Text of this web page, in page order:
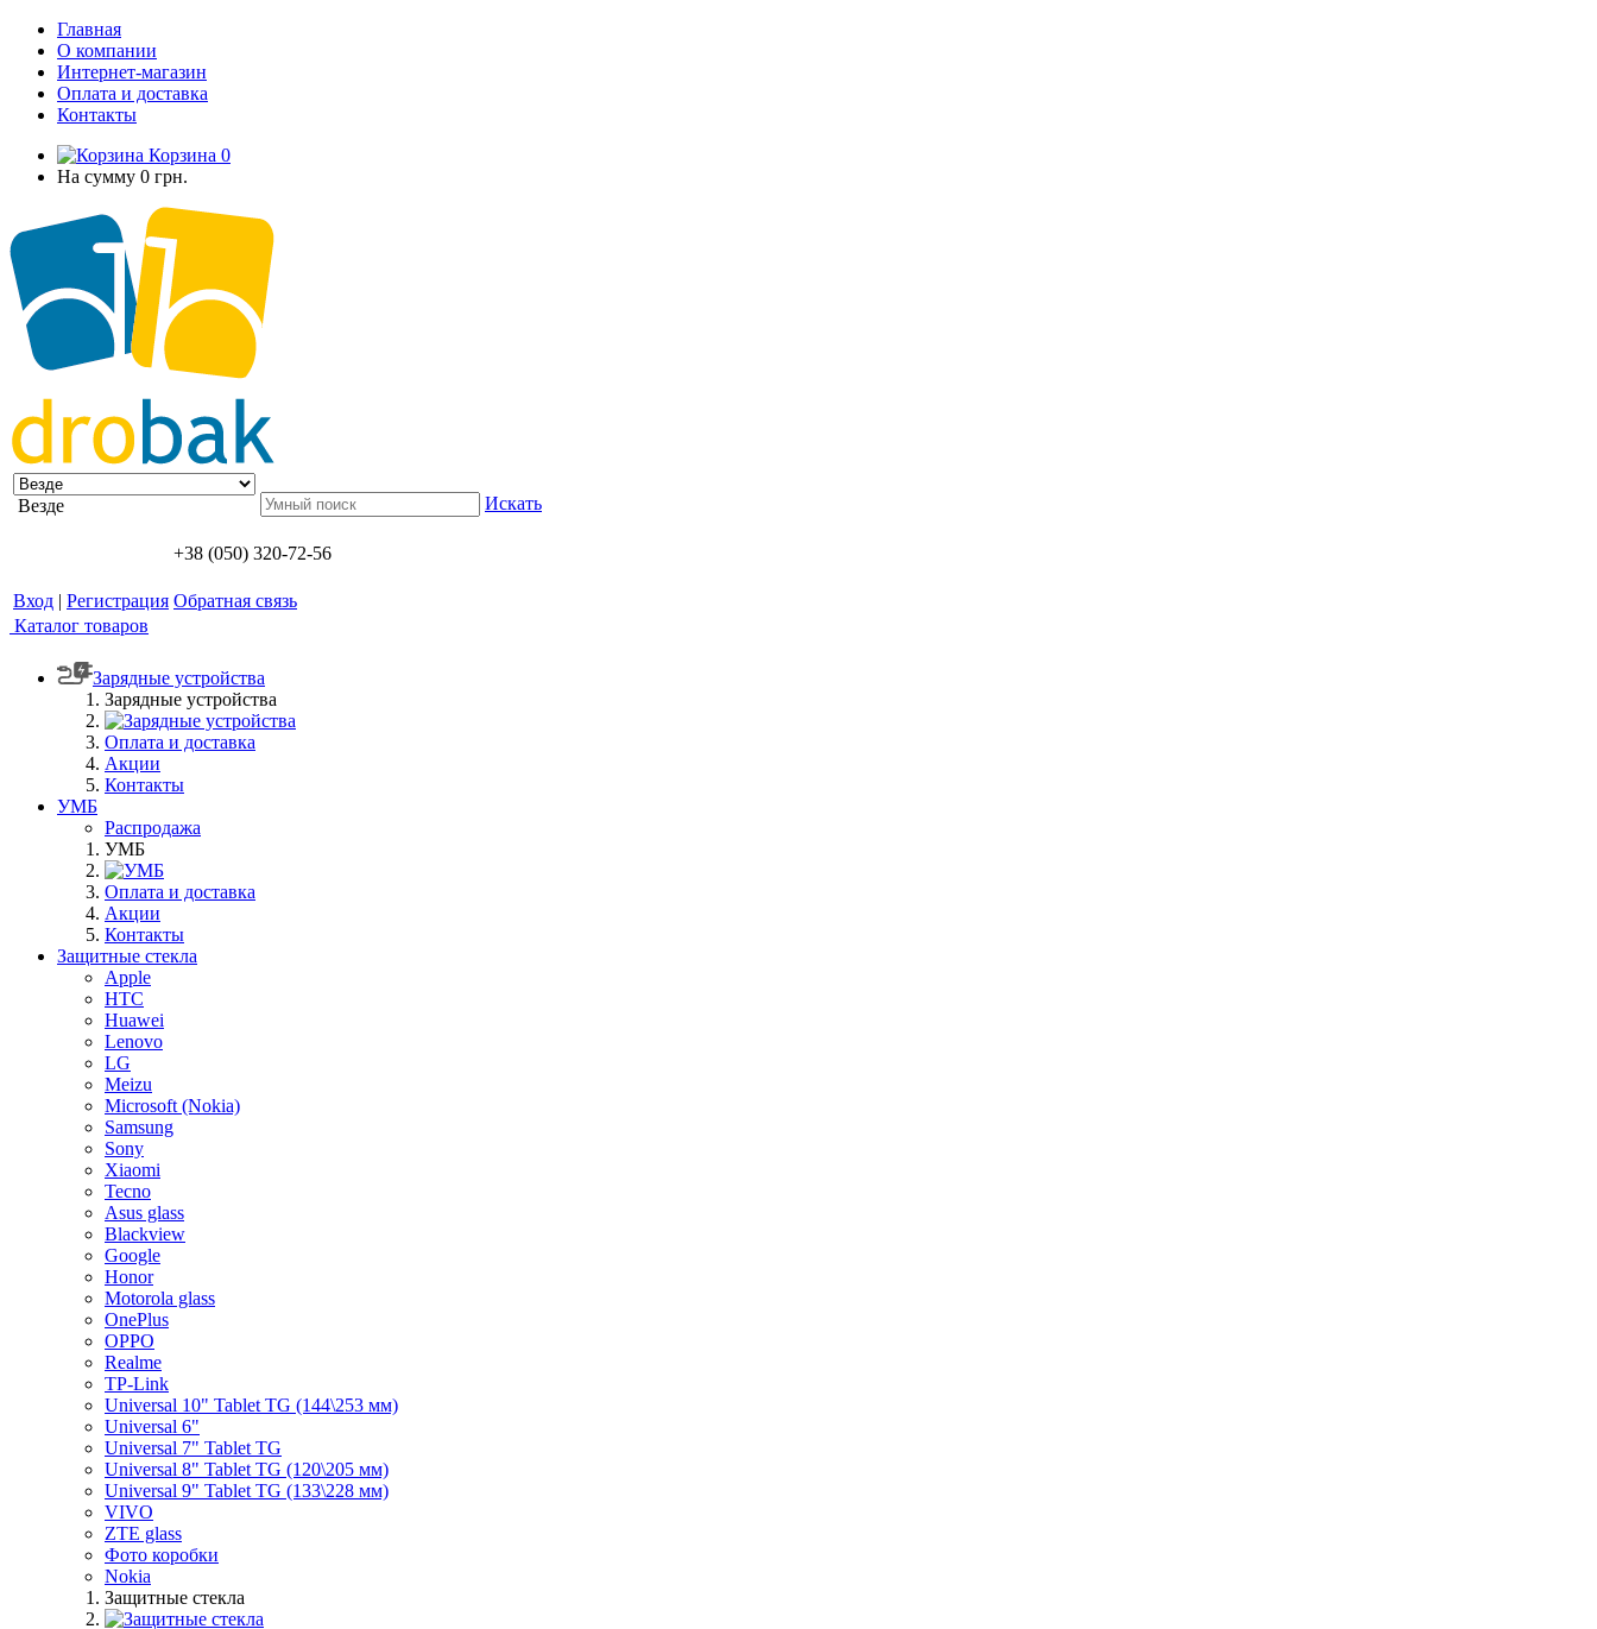
Главная
О компании
Интернет-магазин
Оплата и доставка
Контакты
Корзина 0
На сумму 0 грн.
Везде Искать
+38 (050) 320-72-56
Вход | Регистрация Обратная связь
Каталог товаров
Зарядные устройства
Зарядные устройства
Оплата и доставка
Акции
Контакты
УМБ
Распродажа
УМБ
Оплата и доставка
Акции
Контакты
Защитные стекла
Apple
HTC
Huawei
Lenovo
LG
Meizu
Microsoft (Nokia)
Samsung
Sony
Xiaomi
Tecno
Asus glass
Blackview
Google
Honor
Motorola glass
OnePlus
OPPO
Realme
TP-Link
Universal 10" Tablet TG (144\253 мм)
Universal 6"
Universal 7" Tablet TG
Universal 8" Tablet TG (120\205 мм)
Universal 9" Tablet TG (133\228 мм)
VIVO
ZTE glass
Фото коробки
Nokia
Защитные стекла